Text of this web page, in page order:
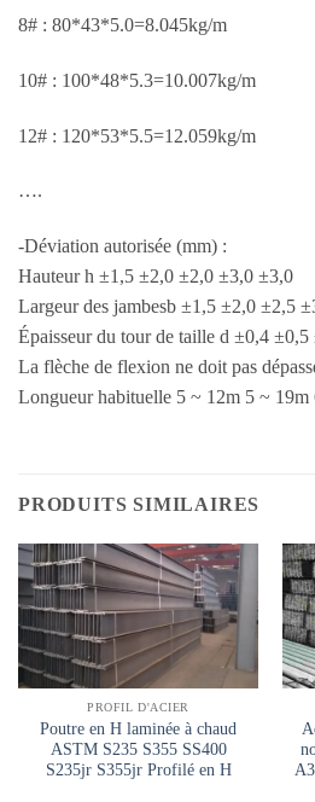
8# : 80*43*5.0=8.045kg/m
10# : 100*48*5.3=10.007kg/m
12# : 120*53*5.5=12.059kg/m
….
-Déviation autorisée (mm) :
Hauteur h ±1,5 ±2,0 ±2,0 ±3,0 ±3,0
Largeur des jambesb ±1,5 ±2,0 ±2,5
Épaisseur du tour de taille d ±0,4
La flèche de flexion ne doit pas
Longueur habituelle 5 ~ 12m 5 ~ 19m
PRODUITS SIMILAIRES
PROFIL D'ACIER
Poutre en H laminée à chaud
ASTM S235 S355 SS400
S235jr S355jr Profilé en H